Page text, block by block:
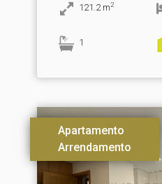
121.2 m2
1
Apartamento
Arrendamento